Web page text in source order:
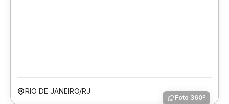
RIO DE JANEIRO/RJ
Foto 360º